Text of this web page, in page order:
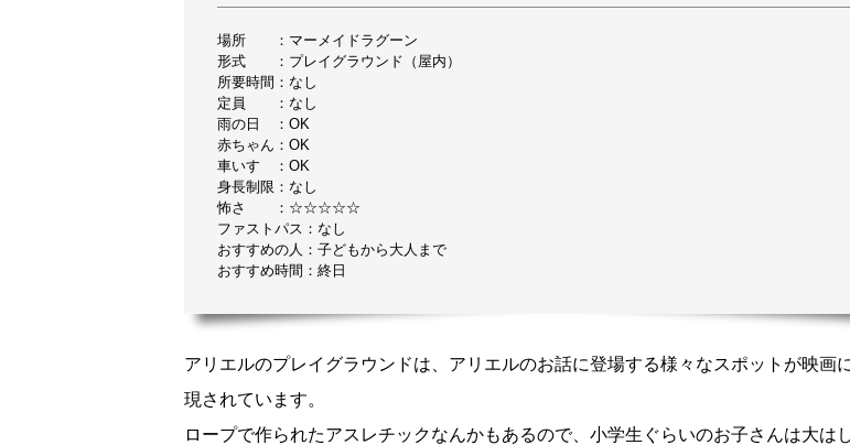
場所 ：マーメイドラグーン
形式 ：プレイグラウンド（屋内）
所要時間：なし
定員 ：なし
雨の日 ：OK
赤ちゃん：OK
車いす ：OK
身長制限：なし
怖さ ：☆☆☆☆☆
ファストパス：なし
おすすめの人：子どもから大人まで
おすすめ時間：終日
アリエルのプレイグラウンドは、アリエルのお話に登場する様々なスポットが映画
現されています。
ロープで作られたアスレチックなんかもあるので、小学生ぐらいのお子さんは大は